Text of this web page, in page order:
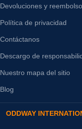
Devoluciones y
Política de privacidad
Contáctanos
Descargo de
Nuestro mapa del sitio
Blog
ODDWAY